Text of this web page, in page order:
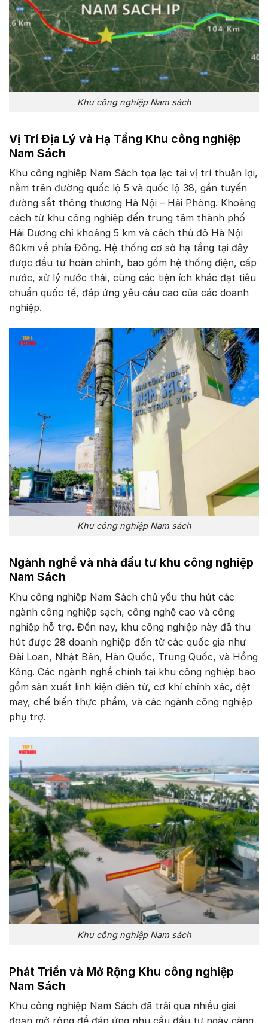
Khu công nghiệp Nam sách
Vị Trí Địa Lý và Hạ Tầng Khu công nghiệp
Nam Sách
Khu công nghiệp Nam Sách tọa lạc tại vị trí thuận lợi,
nằm trên đường quốc lộ 5 và quốc lộ 38, gần tuyến
đường sắt thông thương Hà Nội – Hải Phòng. Khoảng
cách từ khu công nghiệp đến trung tâm thành phố
Hải Dương chỉ khoảng 5 km và cách thủ đô Hà Nội
60km về phía Đông. Hệ thống cơ sở hạ tầng tại đây
được đầu tư hoàn chỉnh, bao gồm hệ thống điện, cấp
nước, xử lý nước thải, cùng các tiện ích khác đạt tiêu
chuẩn quốc tế, đáp ứng yêu cầu cao của các doanh
nghiệp.
Khu công nghiệp Nam sách
Ngành nghề và nhà đầu tư khu công nghiệp
Nam Sách
Khu công nghiệp Nam Sách chủ yếu thu hút các
ngành công nghiệp sạch, công nghệ cao và công
nghiệp hỗ trợ. Đến nay, khu công nghiệp này đã thu
hút được 28 doanh nghiệp đến từ các quốc gia như
Đài Loan, Nhật Bản, Hàn Quốc, Trung Quốc, và Hồng
Kông. Các ngành nghề chính tại khu công nghiệp bao
gồm sản xuất linh kiện điện tử, cơ khí chính xác, dệt
may, chế biến thực phẩm, và các ngành công nghiệp
phụ trợ.
Khu công nghiệp Nam sách
Phát Triển và Mở Rộng Khu công nghiệp
Nam Sách
Khu công nghiệp Nam Sách đã trải qua nhiều giai